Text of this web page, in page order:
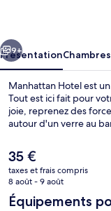
Suivant
9+
PrésentationChambres
Manhattan Hotel est
Tout est ici fait pour
joie, reprenez des
autour d'un verre au
Le
prix
actuel
est
de
35 €
taxes et frais compris
8 août - 9 août
Équipements